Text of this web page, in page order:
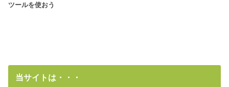
ツールを使おう
当サイトは・・・